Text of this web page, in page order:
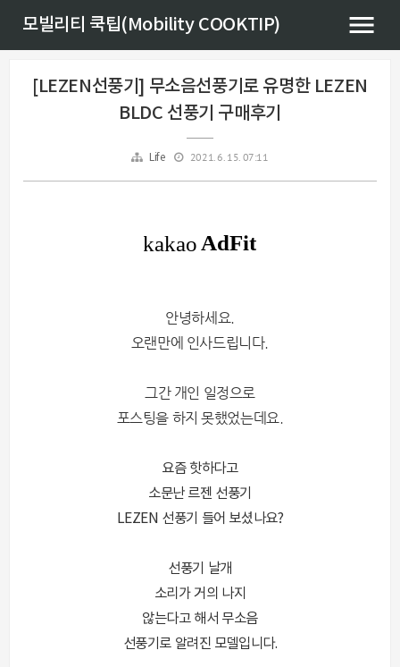
모빌리티 쿡팁(Mobility COOKTIP)
[LEZEN선풍기] 무소음선풍기로 유명한 LEZEN
BLDC 선풍기 구매후기
Life 2021. 6. 15. 07:11
안녕하세요.
오랜만에 인사드립니다.
그간 개인 일정으로
포스팅을 하지 못했었는데요.
요즘 핫하다고
소문난 르젠 선풍기
LEZEN 선풍기 들어 보셨나요?
선풍기 날개
소리가 거의 나지
않는다고 해서 무소음
선풍기로 알려진 모델입니다.